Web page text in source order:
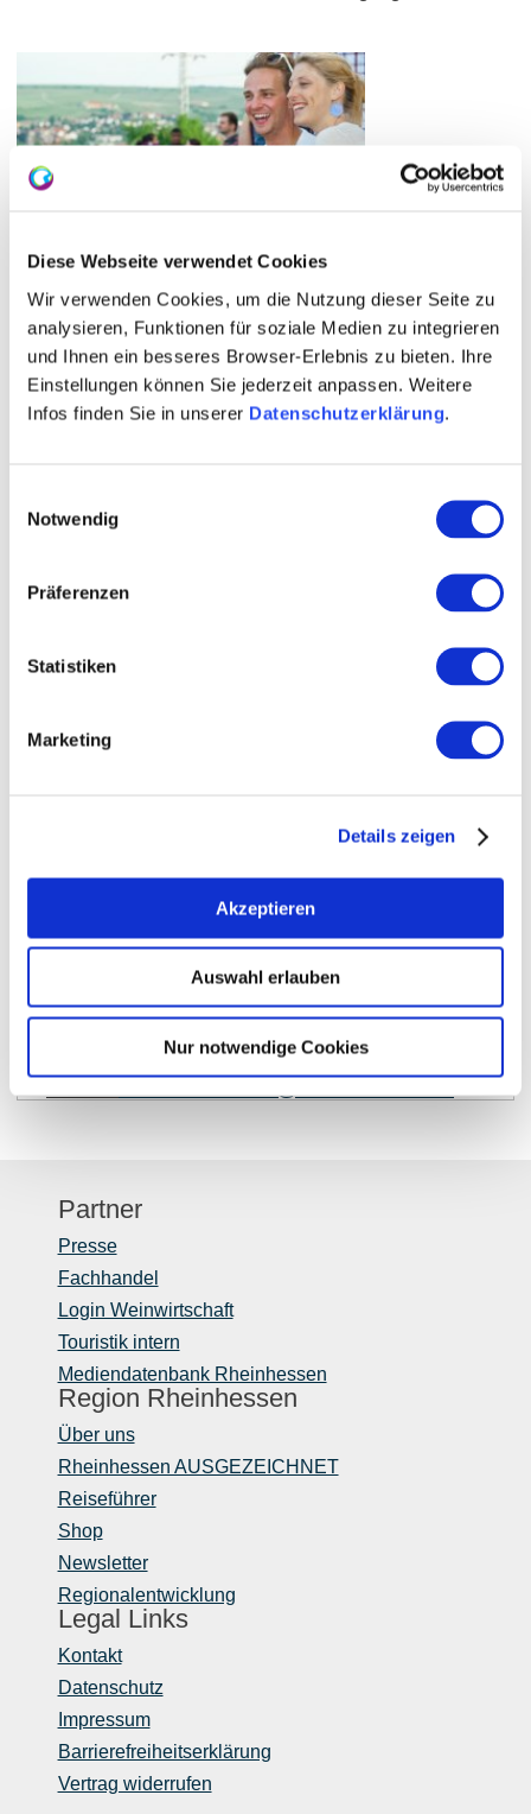
Diese Webseite verwendet Cookies
Wir verwenden Cookies, um die Nutzung dieser Seite zu
analysieren, Funktionen für soziale Medien zu integrieren
und Ihnen ein besseres Browser-Erlebnis zu bieten. Ihre
Einstellungen können Sie jederzeit anpassen. Weitere
Infos finden Sie in unserer Datenschutzerklärung.
Notwendig
Präferenzen
Statistiken
Marketing
Details zeigen
Akzeptieren
Auswahl erlauben
Nur notwendige Cookies
Kontakt Weitere Infos & Downloads
auf Karte anzeigen
Kontaktinformationen:
Partner
Presse
Fachhandel
Login Weinwirtschaft
Touristik intern
Mediendatenbank Rheinhessen
Region Rheinhessen
Über uns
Rheinhessen AUSGEZEICHNET
Reiseführer
Shop
Newsletter
Regionalentwicklung
Legal Links
Kontakt
Datenschutz
Impressum
Barrierefreiheitserklärung
Vertrag widerrufen